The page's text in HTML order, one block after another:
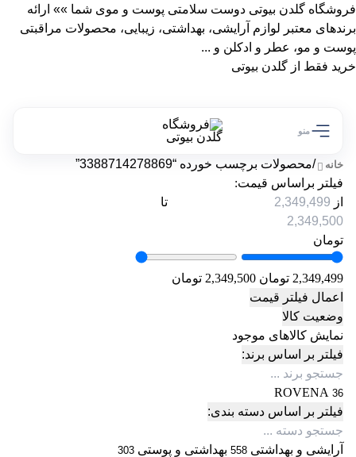
فروشگاه گلدن بیوتی دوست سلامتی پوست و موی شما »» ارائه
برندهای معتبر لوازم آرایشی، بهداشتی، زیبایی، محصولات مراقبتی
پوست و مو، عطر و ادکلن و ...
خرید فقط از گلدن بیوتی
منو
خانه /محصولات برچسب خورده “3388714278869”
فیلتر براساس قیمت:
از
تا
تومان
2,349,499 تومان
2,349,500 تومان
اعمال فیلتر قیمت
وضعیت کالا
نمایش کالاهای موجود
فیلتر بر اساس برند:
ROVENA 36
فیلتر بر اساس دسته بندی:
آرایشی و بهداشتی 558 بهداشتی و پوستی 303